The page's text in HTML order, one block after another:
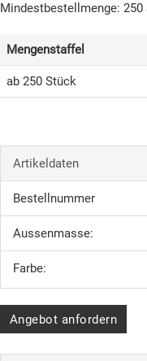
Mindestbestellmenge: 250
Mengenstaffel
ab 250 Stück
Artikeldaten
Bestellnummer
Aussenmasse:
Farbe:
Angebot anfordern